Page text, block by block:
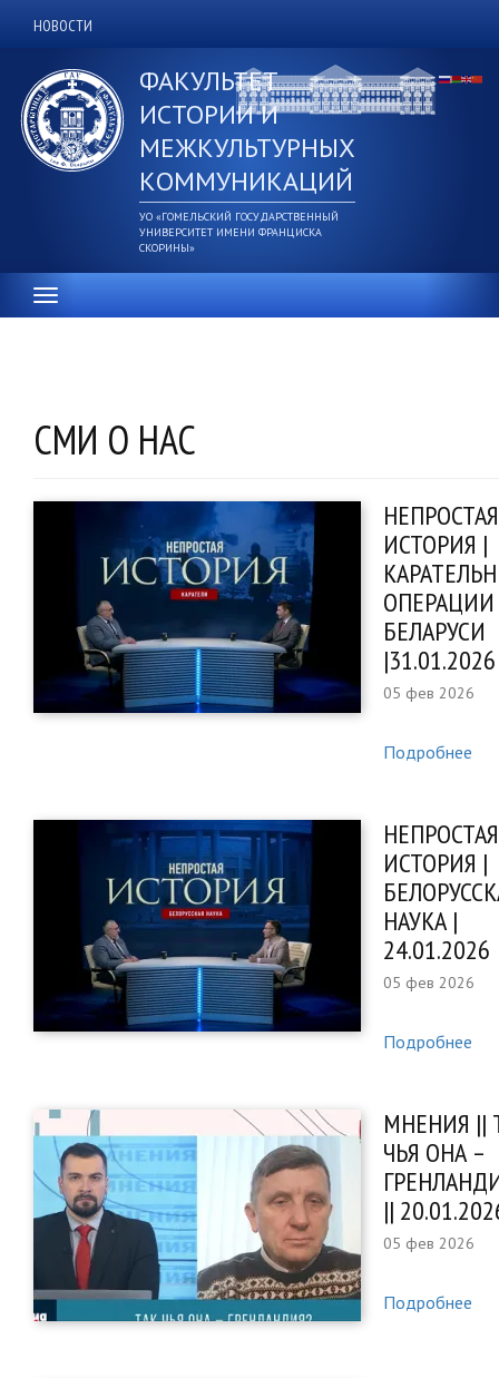
содержанию
Дополнительное
верхнее
меню
НОВОСТИ
ФАКУЛЬТЕТ
ИСТОРИИ И
МЕЖКУЛЬТУРНЫХ
КОММУНИКАЦИЙ
УО «ГОМЕЛЬСКИЙ ГОСУДАРСТВЕННЫЙ
УНИВЕРСИТЕТ ИМЕНИ ФРАНЦИСКА
СКОРИНЫ»
СМИ О НАС
НЕПРОСТАЯ
ИСТОРИЯ |
БЕЛАРУСИ
|31.01.2026
05 фев 2026
Подробнее
НЕПРОСТАЯ
ИСТОРИЯ |
НАУКА |
24.01.2026
05 фев 2026
Подробнее
МНЕНИЯ ||
ЧЬЯ ОНА –
||
05 фев 2026
Подробнее